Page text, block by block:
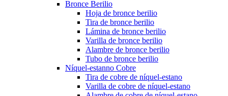
Bronce Berilio
Hoja de bronce berilio
Tira de bronce berilio
Lámina de bronce berilio
Varilla de bronce berilio
Alambre de bronce berilio
Tubo de bronce berilio
Níquel-estanno Cobre
Tira de cobre de níquel-estano
Varilla de cobre de níquel-estano